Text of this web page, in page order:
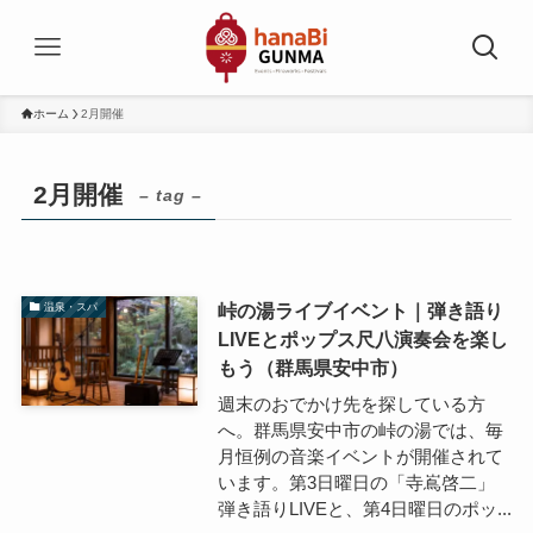
ホーム 2月開催
2月開催 – tag –
温泉・スパ
峠の湯ライブイベント｜弾き語り
LIVEとポップス尺八演奏会を楽し
もう（群馬県安中市）
週末のおでかけ先を探している方
へ。群馬県安中市の峠の湯では、毎
月恒例の音楽イベントが開催されて
います。第3日曜日の「寺嶌啓二」
弾き語りLIVEと、第4日曜日のポッ...